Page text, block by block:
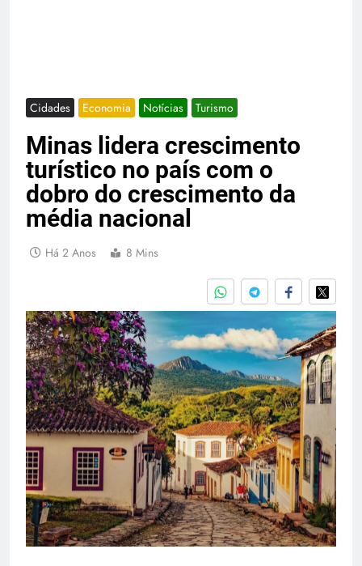
Cidades Economia Notícias Turismo
Minas lidera crescimento
turístico no país com o
dobro do crescimento da
média nacional
Há 2 Anos 8 Mins